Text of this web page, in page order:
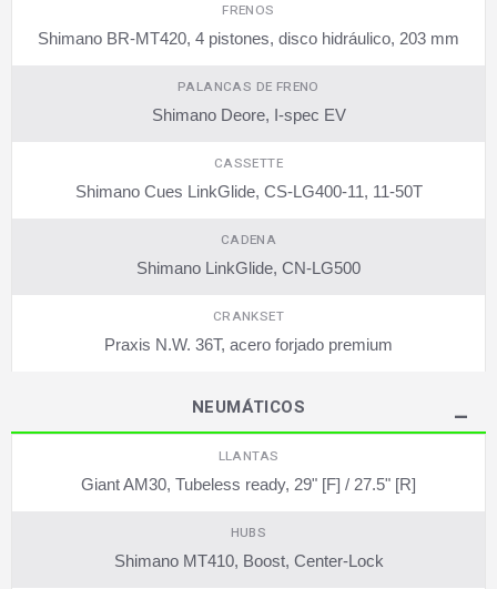
FRENOS
Shimano BR-MT420, 4 pistones, disco hidráulico, 203 mm
PALANCAS DE FRENO
Shimano Deore, I-spec EV
CASSETTE
Shimano Cues LinkGlide, CS-LG400-11, 11-50T
CADENA
Shimano LinkGlide, CN-LG500
CRANKSET
Praxis N.W. 36T, acero forjado premium
NEUMÁTICOS
LLANTAS
Giant AM30, Tubeless ready, 29" [F] / 27.5" [R]
HUBS
Shimano MT410, Boost, Center-Lock